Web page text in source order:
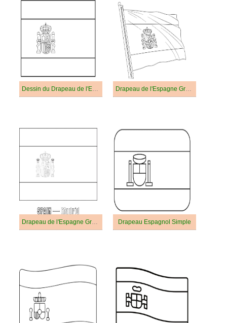
Dessin du Drapeau de l'Espagne Drapeau de l'Espagne Gratuit Pour les Enfants
Drapeau de l'Espagne Gratuit Drapeau Espagnol Simple